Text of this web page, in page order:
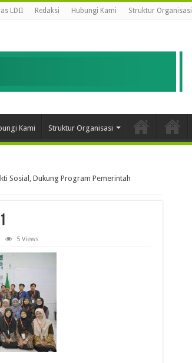
LDII Redaksi Hubungi Kami Struktur Organisasi
Kami Struktur Organisasi
Sosial, Dukung Program Pemerintah
5 Views